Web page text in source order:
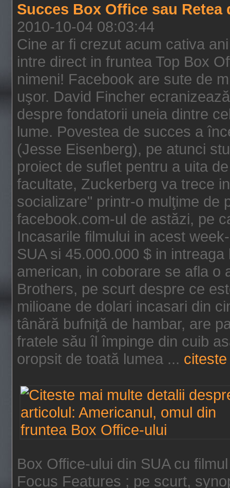
Succes Box Office sau Retea
2010-10-04 08:03:44
Cine ar fi crezut acum cativa
intre direct in fruntea Top Box
nimeni! Facebook are sute de
uşor. David Fincher
despre fondatorii uneia dintre
lume. Povestea de succes a
(Jesse Eisenberg), pe atunci
proiect de suflet pentru a uita
facultate, Zuckerberg va trece
socializare" printr-o mulţime de
facebook.com-ul de astăzi, pe
Incasarile filmului in acest
SUA si 45.000.000 $ in
american, in coborare se afla o
Brothers, pe scurt despre ce
milioane de dolari incasari din
tânără bufniţă de hambar, are
fratele său îl împinge din cuib
oropsit de toată lumea ...
Box Office-ului din SUA cu
Focus Features ; pe scurt,